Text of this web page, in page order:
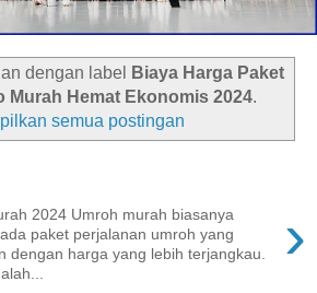
dengan label
Biaya Harga Paket
Murah Hemat Ekonomis 2024.
semua postingan
›
2024 Umroh murah biasanya
paket perjalanan umroh yang
dengan harga yang lebih terjangkau.